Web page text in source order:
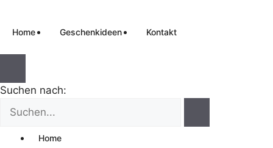
Home Geschenkideen Kontakt
Suchen nach:
Home